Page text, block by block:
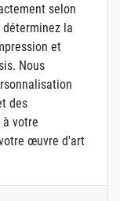
selon
déterminez la
et
Nous
des
votre
œuvre d'art